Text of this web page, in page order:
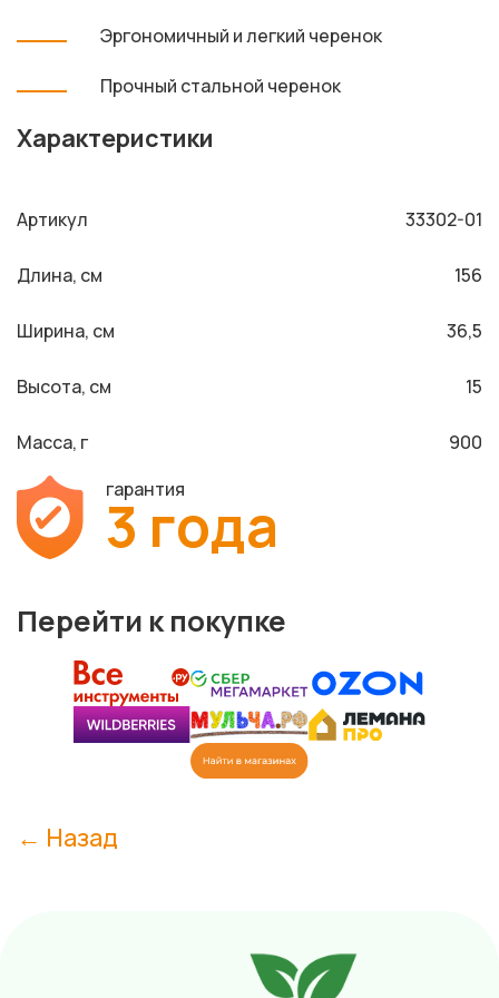
Эргономичный и легкий черенок
Прочный стальной черенок
Характеристики
Артикул 33302-01
Длина, см 156
Ширина, см 36,5
Высота, см 15
Масса, г
900
гарантия
3 года
Перейти к покупке
← Назад